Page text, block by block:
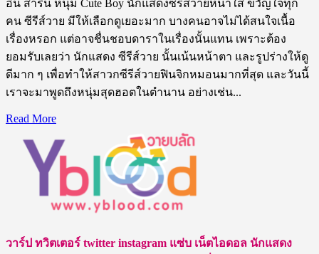
อิน สาริน หนุ่ม Cute Boy นักแสดงซีรีส์วายหน้าใส ขวัญใจทุก
คน ซีรีส์วาย มีให้เลือกดูเยอะมาก บางคนอาจไม่ได้สนใจเนื้อ
เรื่องหรอก แต่อาจชื่นชอบดาราในเรื่องนั้นแทน เพราะต้อง
ยอมรับเลยว่า นักแสดง ซีรีส์วาย นั้นเน้นหน้าตา และรูปร่างให้ดู
ดีมาก ๆ เพื่อทำให้สาวกซีรีส์วายฟินจิกหมอนมากที่สุด และวันนี้
เราจะมาพูดถึงหนุ่มสุดฮอตในตำนาน อย่างเช่น...
Read MoreRead
about
เปิด
วาร์
ป
อิน
ริน
วาร์ป ทวิตเตอร์ twitter instagram แซ่บ เน็ตไอดอล นักแสดง